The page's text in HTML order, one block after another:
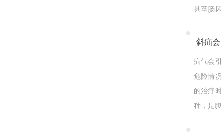
甚至肠
斜疝
疝气会
危险情
的治疗
种，是